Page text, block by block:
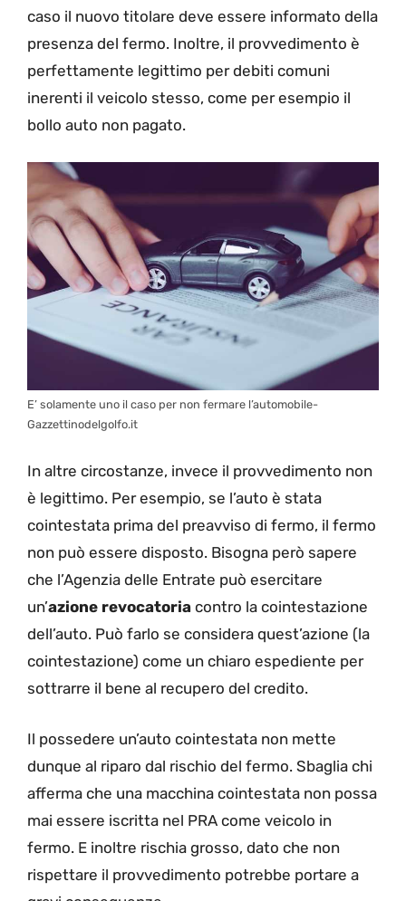
caso il nuovo titolare deve essere informato della
presenza del fermo. Inoltre, il provvedimento è
perfettamente legittimo per debiti comuni
inerenti il veicolo stesso, come per esempio il
bollo auto non pagato.
E’ solamente uno il caso per non fermare l’automobile-
Gazzettinodelgolfo.it
In altre circostanze, invece il provvedimento non
è legittimo. Per esempio, se l’auto è stata
cointestata prima del preavviso di fermo, il fermo
non può essere disposto. Bisogna però sapere
che l’Agenzia delle Entrate può esercitare
un’azione revocatoria contro la cointestazione
dell’auto. Può farlo se considera quest’azione (la
cointestazione) come un chiaro espediente per
sottrarre il bene al recupero del credito.
Il possedere un’auto cointestata non mette
dunque al riparo dal rischio del fermo. Sbaglia chi
afferma che una macchina cointestata non possa
mai essere iscritta nel PRA come veicolo in
fermo. E inoltre rischia grosso, dato che non
rispettare il provvedimento potrebbe portare a